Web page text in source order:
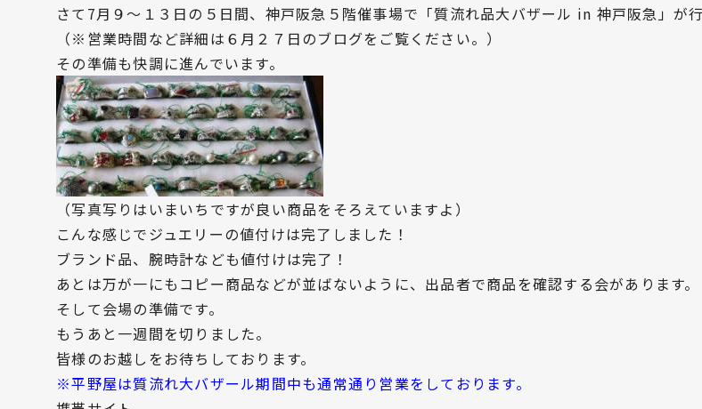
さて7月９～１３日の５日間、神戸阪急５階催事場で「質流れ品大バザール in 神戸阪急」が行
（※営業時間など詳細は６月２７日のブログをご覧ください。）
その準備も快調に進んでいます。
（写真写りはいまいちですが良い商品をそろえていますよ）
こんな感じでジュエリーの値付けは完了しました！
ブランド品、腕時計なども値付けは完了！
あとは万が一にもコピー商品などが並ばないように、出品者で商品を確認する会があります。
そして会場の準備です。
もうあと一週間を切りました。
皆様のお越しをお待ちしております。
※平野屋は質流れ大バザール期間中も通常通り営業をしております。